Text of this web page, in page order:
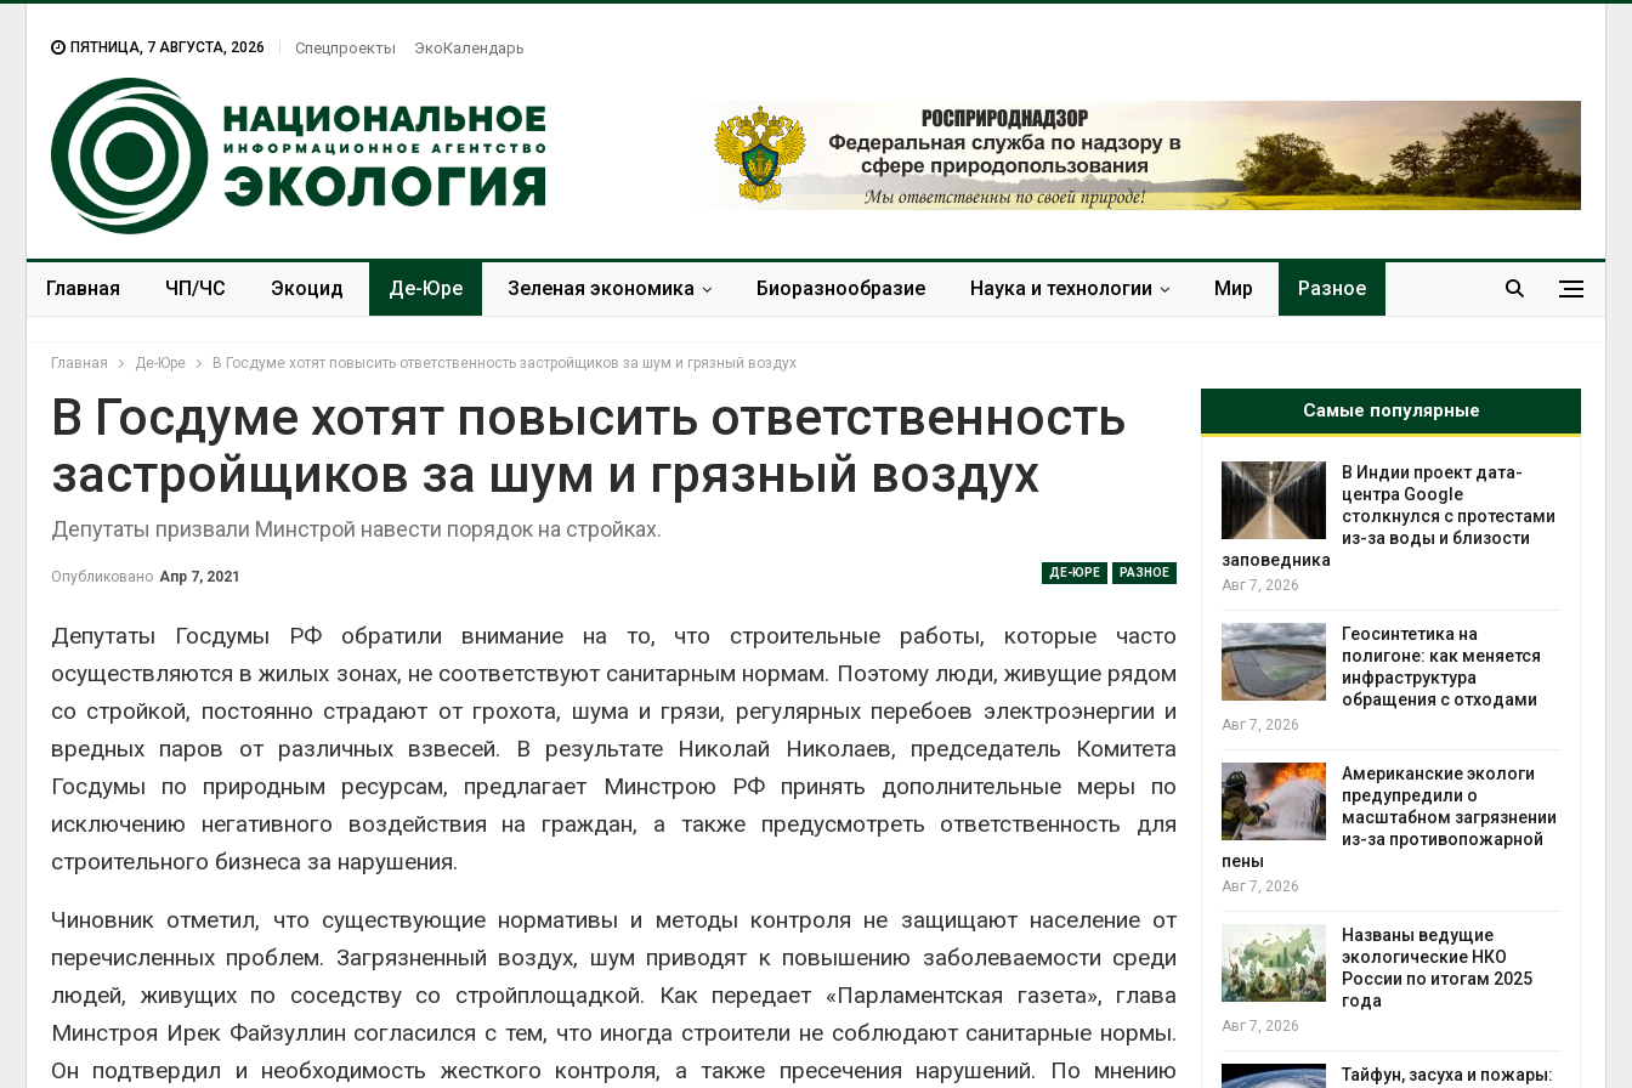
ПЯТНИЦА, 7 АВГУСТА, 2026 Спецпроекты ЭкоКалендарь
Главная ЧП/ЧС Экоцид Де-Юре Зеленая экономика Биоразнообразие Наука и технологии Мир Разное
Главная Де-Юре В Госдуме хотят повысить ответственность застройщиков за шум и грязный воздух
В Госдуме хотят повысить ответственность
застройщиков за шум и грязный воздух
Депутаты призвали Минстрой навести порядок на стройках.
ДЕ-ЮРЕ РАЗНОЕ
Опубликовано Апр 7, 2021
Депутаты Госдумы РФ обратили внимание на то, что строительные работы, которые часто
осуществляются в жилых зонах, не соответствуют санитарным нормам. Поэтому люди, живущие рядом
со стройкой, постоянно страдают от грохота, шума и грязи, регулярных перебоев электроэнергии и
вредных паров от различных взвесей. В результате Николай Николаев, председатель Комитета
Госдумы по природным ресурсам, предлагает Минстрою РФ принять дополнительные меры по
исключению негативного воздействия на граждан, а также предусмотреть ответственность для
строительного бизнеса за нарушения.
Чиновник отметил, что существующие нормативы и методы контроля не защищают население от
перечисленных проблем. Загрязненный воздух, шум приводят к повышению заболеваемости среди
людей, живущих по соседству со стройплощадкой. Как передает «Парламентская газета», глава
Минстроя Ирек Файзуллин согласился с тем, что иногда строители не соблюдают санитарные нормы.
Он подтвердил и необходимость жесткого контроля, а также пресечения нарушений. По мнению
Самые популярные
Дождевая вода с крыш
может помочь городам
Авг 7, 2026
строительство мусорных
контейнерных площадок
Авг 7, 2026
Панамский канал вновь
судов из-за дефицита
пресной воды
Шэньси из-за паводков
эвакуировали более 140
тыс. человек
МЕГА и ВкусВилл
экообменники для сбора
Южная Корея ускорит
развитие солнечной
спроса со стороны ИИ
водохранилища Волги и
превысить норму почти в
Авг 7, 2026
Евросоюз потребовал
увеличить вложения в
защиту природы на фоне
роста ущерба от пожаров
Дом из старых шин
может обходиться без
кондиционера и почти
Авг 7, 2026
олени набирают вес
В Индии проект дата-
центра Google
столкнулся с протестами
Геосинтетика на
инфраструктура
предупредили о
масштабном загрязнении
из-за противопожарной
экологические НКО
года
Авг 7, 2026
Тайфун, засуха и пожары:
Дождевая вода с крыш
может помочь городам
переживать жару
Авг 7, 2026
строительство мусорных
объектов и уборку
контейнерных площадок
Авг 7, 2026
ограничивает загрузку
судов из-за дефицита
пресной воды
Авг 6, 2026
эвакуировали более 140
тыс. человек
Авг 6, 2026
экообменники для сбора